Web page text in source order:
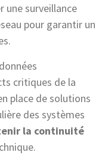
une surveillance
pour garantir un
critiques de la
place de solutions
des systèmes
la continuité